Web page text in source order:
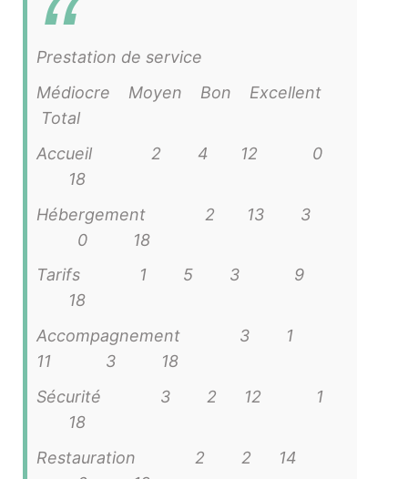
Prestation de service
Médiocre Moyen Bon Excellent
Total
Accueil 2 4 12 0
18
Hébergement 2 13 3
0 18
Tarifs 1 5 3 9
18
Accompagnement 3 1
11 3 18
Sécurité 3 2 12 1
18
Restauration 2 2 14